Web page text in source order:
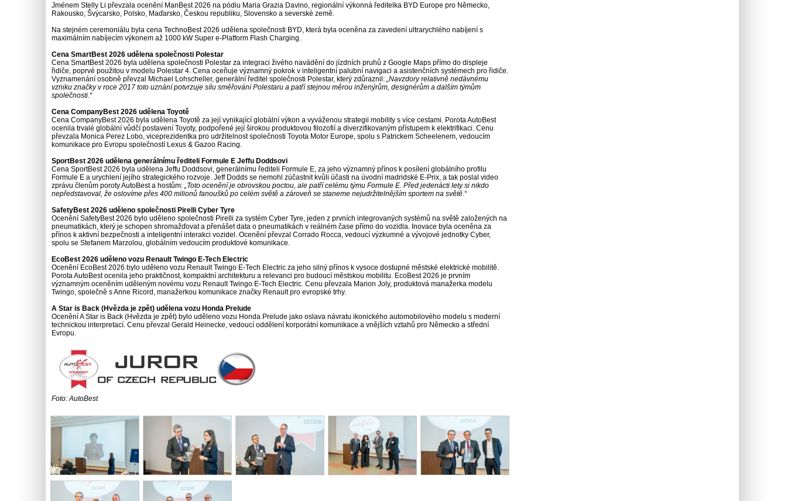
Jménem Stelly Li převzala ocenění ManBest 2026 na pódiu Maria Grazia Davino, regionální výkonná ředitelka BYD Europe pro Německo,
Rakousko, Švýcarsko, Polsko, Maďarsko, Českou republiku, Slovensko a severské země.
Na stejném ceremoniálu byla cena TechnoBest 2026 udělena společnosti BYD, která byla oceněna za zavedení ultrarychlého nabíjení s
maximálním nabíjecím výkonem až 1000 kW Super e-Platform Flash Charging.
Cena SmartBest 2026 udělena společnosti Polestar
Cena SmartBest 2026 byla udělena společnosti Polestar za integraci živého navádění do jízdních pruhů z Google Maps přímo do displeje
řidiče, poprvé použitou v modelu Polestar 4. Cena oceňuje významný pokrok v inteligentní palubní navigaci a asistenčních systémech pro řidiče.
Vyznamenání osobně převzal Michael Lohscheller, generální ředitel společnosti Polestar, který zdůraznil: „Navzdory relativně nedávnému
vzniku značky v roce 2017 toto uznání potvrzuje sílu směřování Polestaru a patří stejnou měrou inženýrům, designérům a dalším týmům
společnosti.“
Cena CompanyBest 2026 udělena Toyotě
Cena CompanyBest 2026 byla udělena Toyotě za její vynikající globální výkon a vyváženou strategii mobility s více cestami. Porota AutoBest
ocenila trvalé globální vůdčí postavení Toyoty, podpořené její širokou produktovou filozofií a diverzifikovaným přístupem k elektrifikaci. Cenu
převzala Monica Perez Lobo, viceprezidentka pro udržitelnost společnosti Toyota Motor Europe, spolu s Patrickem Scheelenem, vedoucím
komunikace pro Evropu společností Lexus & Gazoo Racing.
SportBest 2026 udělena generálnímu řediteli Formule E Jeffu ​​Doddsovi
Cena SportBest 2026 byla udělena Jeffu ​​Doddsovi, generálnímu řediteli Formule E, za jeho významný přínos k posílení globálního profilu
Formule E a urychlení jejího strategického rozvoje. Jeff Dodds se nemohl zúčastnit kvůli účasti na úvodní madridské E-Prix, a tak poslal video
zprávu členům poroty AutoBest a hostům: „Toto ocenění je obrovskou poctou, ale patří celému týmu Formule E. Před jedenácti lety si nikdo
nepředstavoval, že oslovíme přes 400 milionů fanoušků po celém světě a zároveň se staneme nejudržitelnějším sportem na světě.“
SafetyBest 2026 uděleno společnosti Pirelli Cyber ​​Tyre
Ocenění SafetyBest 2026 bylo uděleno společnosti Pirelli za systém Cyber ​​Tyre, jeden z prvních integrovaných systémů na světě založených na
pneumatikách, který je schopen shromažďovat a přenášet data o pneumatikách v reálném čase přímo do vozidla. Inovace byla oceněna za
přínos k aktivní bezpečnosti a inteligentní interakci vozidel. Ocenění převzal Corrado Rocca, vedoucí výzkumné a vývojové jednotky Cyber,
spolu se Stefanem Marzolou, globálním vedoucím produktové komunikace.
EcoBest 2026 uděleno vozu Renault Twingo E-Tech Electric
Ocenění EcoBest 2026 bylo uděleno vozu Renault Twingo E-Tech Electric za jeho silný přínos k vysoce dostupné městské elektrické mobilitě.
Porota AutoBest ocenila jeho praktičnost, kompaktní architekturu a relevanci pro budoucí městskou mobilitu. EcoBest 2026 je prvním
významným oceněním uděleným novému vozu Renault Twingo E-Tech Electric. Cenu převzala Marion Joly, produktová manažerka modelu
Twingo, společně s Anne Ricord, manažerkou komunikace značky Renault pro evropské trhy.
A Star is Back (Hvězda je zpět) udělena vozu Honda Prelude
Ocenění A Star is Back (Hvězda je zpět) bylo uděleno vozu Honda Prelude jako oslava návratu ikonického automobilového modelu s moderní
technickou interpretací. Cenu převzal Gerald Heinecke, vedoucí oddělení korporátní komunikace a vnějších vztahů pro Německo a střední
Evropu.
Foto: AutoBest